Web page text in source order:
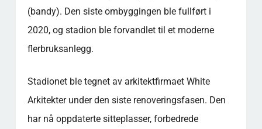
(bandy). Den siste ombyggingen ble fullført i
2020, og stadion ble forvandlet til et moderne
flerbruksanlegg.
Stadionet ble tegnet av arkitektfirmaet White
Arkitekter under den siste renoveringsfasen. Den
har nå oppdaterte sitteplasser, forbedrede